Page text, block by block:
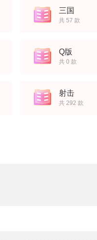
三国
共 57 款
Q版
共 0 款
射击
共 292 款